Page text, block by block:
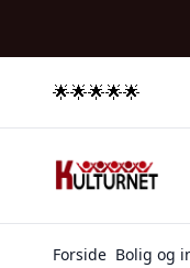
🌟🌟🌟🌟🌟
Forside Bolig og